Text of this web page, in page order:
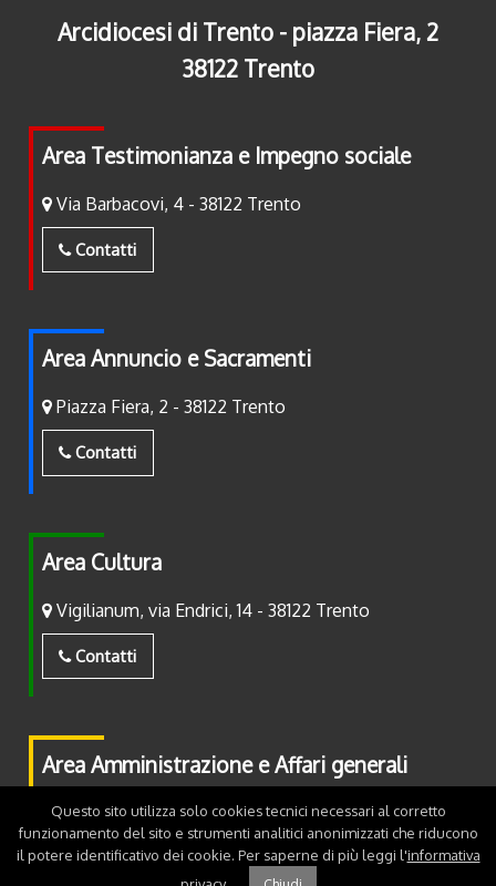
Arcidiocesi di Trento - piazza Fiera, 2
38122 Trento
Area Testimonianza e Impegno sociale
Via Barbacovi, 4 - 38122 Trento
Contatti
Area Annuncio e Sacramenti
Piazza Fiera, 2 - 38122 Trento
Contatti
Area Cultura
Vigilianum, via Endrici, 14 - 38122 Trento
Contatti
Area Amministrazione e Affari generali
Piazza Fiera, 2 - 38122 Trento
Contatti
Questo sito utilizza solo cookies tecnici necessari al corretto
funzionamento del sito e strumenti analitici anonimizzati che riducono
il potere identificativo dei cookie. Per saperne di più leggi l'informativa